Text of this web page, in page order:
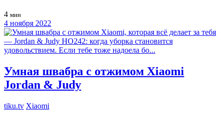
4 мин
4 ноября 2022
Умная швабра с отжимом Xiaomi
Jordan & Judy
tiku.tv Xiaomi